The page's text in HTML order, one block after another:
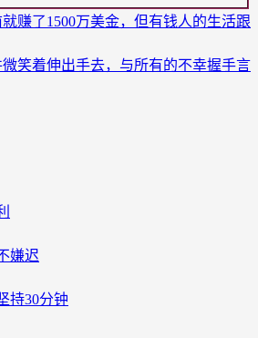
赚了1500万美金，但有钱人的生活跟
笑着伸出手去，与所有的不幸握手言
嫌迟
持30分钟